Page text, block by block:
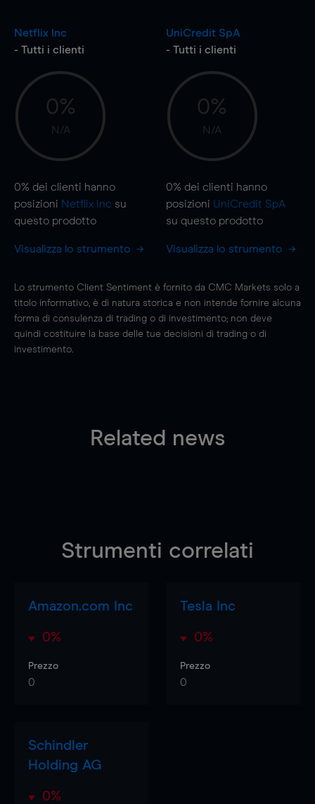
Netflix Inc
- Tutti i clienti
0%
N/A
0% dei clienti hanno
posizioni Netflix Inc su
questo prodotto
Visualizza lo strumento
UniCredit SpA
- Tutti i clienti
0%
N/A
0% dei clienti hanno
posizioni UniCredit SpA
su questo prodotto
Visualizza lo strumento
Lo strumento Client Sentiment è fornito da CMC Markets solo a
titolo informativo, è di natura storica e non intende fornire alcuna
forma di consulenza di trading o di investimento; non deve
quindi costituire la base delle tue decisioni di trading o di
investimento.
Related news
Strumenti correlati
Amazon.com Inc
0%
Prezzo
0
Tesla Inc
0%
Prezzo
0
Schindler
Holding AG
0%